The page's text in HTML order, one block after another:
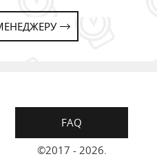
FAQ
©2017 - 2026.